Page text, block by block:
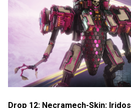
Drop 12: Necramech-Skin: Iridos